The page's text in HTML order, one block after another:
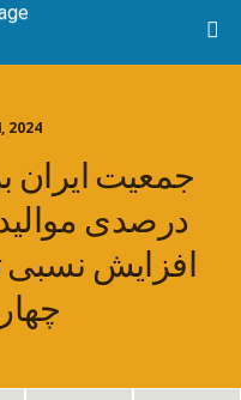
2024
درصدی
افزایش نسبی